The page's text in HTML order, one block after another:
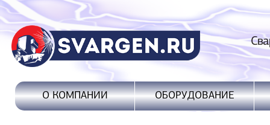
О КОМПАНИИ ОБОРУДОВАНИЕ